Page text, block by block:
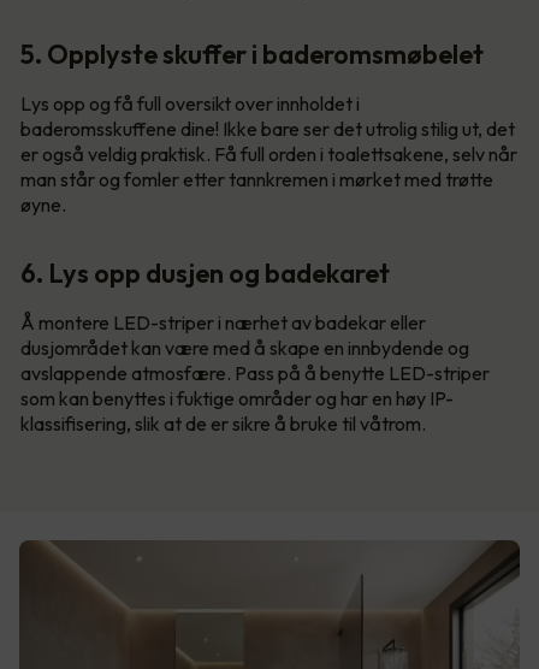
5. Opplyste skuffer i baderomsmøbelet
Lys opp og få full oversikt over innholdet i
baderomsskuffene dine! Ikke bare ser det utrolig stilig ut, det
er også veldig praktisk. Få full orden i toalettsakene, selv når
man står og fomler etter tannkremen i mørket med trøtte
øyne.
6. Lys opp dusjen og badekaret
Å montere LED-striper i nærhet av badekar eller
dusjområdet kan være med å skape en innbydende og
avslappende atmosfære. Pass på å benytte LED-striper
som kan benyttes i fuktige områder og har en høy IP-
klassifisering, slik at de er sikre å bruke til våtrom.